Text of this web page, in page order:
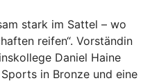
stark im Sattel – wo
reifen“. Vorständin
Daniel Haine
in Bronze und eine